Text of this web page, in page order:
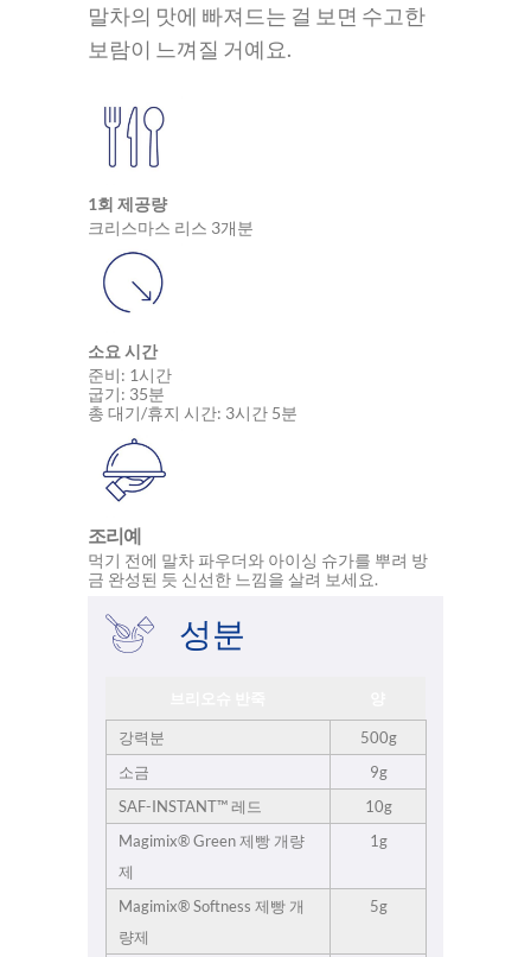
말차의 맛에 빠져드는 걸 보면 수고한
보람이 느껴질 거예요.
1회 제공량
크리스마스 리스 3개분
소요 시간
준비: 1시간
굽기: 35분
총 대기/휴지 시간: 3시간 5분
조리예
먹기 전에 말차 파우더와 아이싱 슈가를 뿌려 방
금 완성된 듯 신선한 느낌을 살려 보세요.
성분
강력분
500g
소금
9g
SAF-INSTANT™ 레드
10g
Magimix® Green 제빵 개량
제
1g
Magimix® Softness 제빵 개
량제
5g